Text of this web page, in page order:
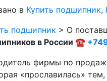
в Купить подшипник,
подшипник > О
в России ☎
фирмы по
«прославилась»